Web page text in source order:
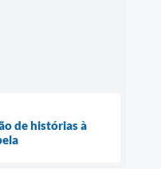
de histórias à